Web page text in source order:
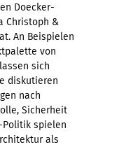
Doecker-
Christoph &
An Beispielen
von
sich
diskutieren
nach
Sicherheit
Politik spielen
als